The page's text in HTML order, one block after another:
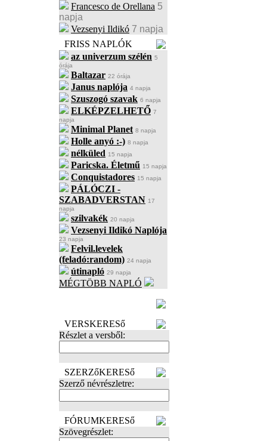
Francesco de Orellana 5
napja
Vezsenyi Ildikó 7 napja
FRISS NAPLÓK
az univerzum szélén 5
órája
Baltazar 22 órája
Janus naplója 4 napja
Szuszogó szavak 6 napja
ELKÉPZELHETŐ 7
napja
Minimal Planet 8 napja
Holle anyó :-) 8 napja
nélküled 15 napja
Paricska. Életmű 15 napja
Conquistadores 15 napja
PÁLÓCZI -
SZABADVERSTAN 17
napja
szilvakék 20 napja
Vezsenyi Ildikó Naplója
23 napja
Felvil.levelek
(feladó:random) 24 napja
útinapló 29 napja
MÉGTÖBB NAPLÓ
VERSKERESő
Részlet a versből:
SZERZőKERESő
Szerző névrészletre:
FÓRUMKERESő
Szövegrészlet: